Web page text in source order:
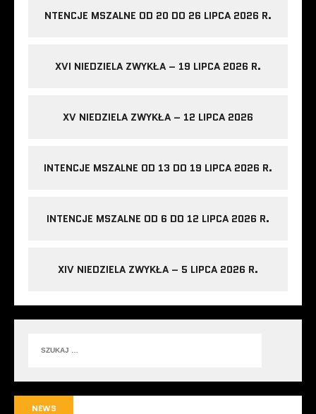
NTENCJE MSZALNE OD 20 DO 26 LIPCA 2026 R.
XVI NIEDZIELA ZWYKŁA – 19 LIPCA 2026 R.
XV NIEDZIELA ZWYKŁA – 12 LIPCA 2026
INTENCJE MSZALNE OD 13 DO 19 LIPCA 2026 R.
INTENCJE MSZALNE OD 6 DO 12 LIPCA 2026 R.
XIV NIEDZIELA ZWYKŁA – 5 LIPCA 2026 R.
NEWS